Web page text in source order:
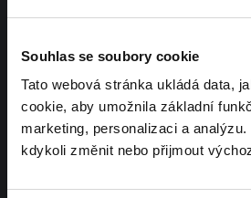
Souhlas se soubory cookie
Tato webová stránka ukládá data,
cookie, aby umožnila základní
marketing, personalizaci a
kdykoli změnit nebo přijmout
Chcete, aby další